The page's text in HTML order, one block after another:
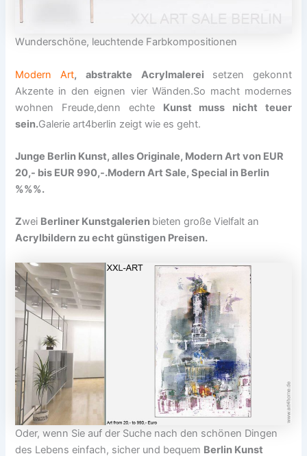
Wunderschöne, leuchtende Farbkompositionen
Modern Art, abstrakte Acrylmalerei setzen gekonnt
Akzente in den eignen vier Wänden.So macht modernes
wohnen Freude,denn echte Kunst muss nicht teuer
sein.Galerie art4berlin zeigt wie es geht.
Junge Berlin Kunst, alles Originale, Modern Art von EUR
20,- bis EUR 990,-.Modern Art Sale, Special in Berlin
%%%.
Zwei Berliner Kunstgalerien bieten große Vielfalt an
Acrylbildern zu echt günstigen Preisen.
Oder, wenn Sie auf der Suche nach den schönen Dingen
des Lebens einfach, sicher und bequem Berlin Kunst